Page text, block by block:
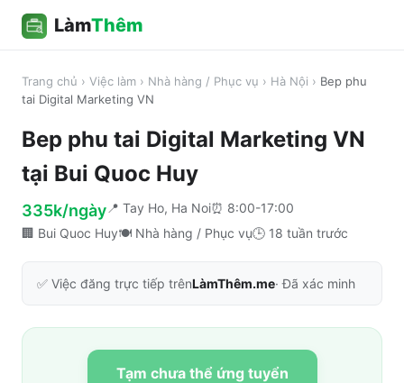
LàmThêm
Trang chủ › Việc làm › Nhà hàng / Phục vụ › Hà Nội › Bep phu
tai Digital Marketing VN
Bep phu tai Digital Marketing VN
tại Bui Quoc Huy
335k/ngày📍 Tay Ho, Ha Noi⏰ 8:00-17:00
🏢 Bui Quoc Huy🍽️ Nhà hàng / Phục vụ🕒 18 tuần trước
✅ Việc đăng trực tiếp trênLàmThêm.me· Đã xác minh
Tạm chưa thể ứng tuyển